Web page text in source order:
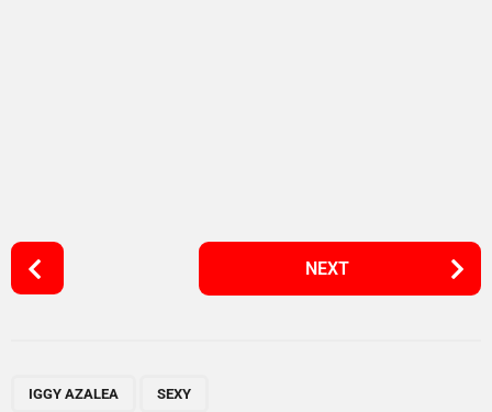
P
o
NEXT
IGGY AZALEA SEXY